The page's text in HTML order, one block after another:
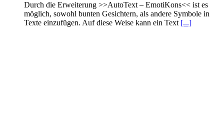
Durch die Erweiterung >>AutoText – EmotiKons<< ist es
möglich, sowohl bunten Gesichtern, als andere Symbole in
Texte einzufügen. Auf diese Weise kann ein Text [...]